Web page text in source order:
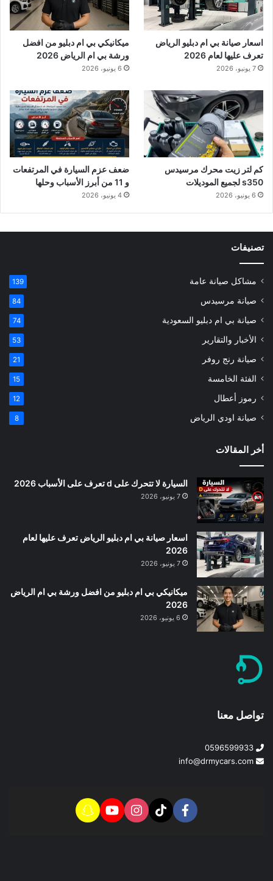
اسعار صيانة بي ام دبليو الرياض
تعرف عليها لعام 2026
7 يونيو، 2026
ميكانيكي بي ام دبليو من افضل
ورشة بي ام الرياض 2026
6 يونيو، 2026
كم لتر زيت محرك مرسيدس
s350 لجميع الموديلات
6 يونيو، 2026
ضعف عزم السيارة في المرتفعات
و 11 من أبرز الأسباب وحلها
4 يونيو، 2026
تصنيفات
مشاكل صيانة عامة 139
صيانة مرسيدس 84
صيانة بي ام دبليو السعودية 74
الأخبار والتقارير 53
صيانة رنج روفر 21
الفئة الخامسة 15
رموز أعطال 12
صيانة اودي الرياض 8
أخر المقالات
السيارة لا تتحرك على d تعرف على الأسباب 2026
7 يونيو، 2026
اسعار صيانة بي ام دبليو الرياض تعرف عليها لعام
2026
7 يونيو، 2026
ميكانيكي بي ام دبليو من افضل ورشة بي ام الرياض
2026
6 يونيو، 2026
تواصل معنا
0596599933
info@drmycars.com